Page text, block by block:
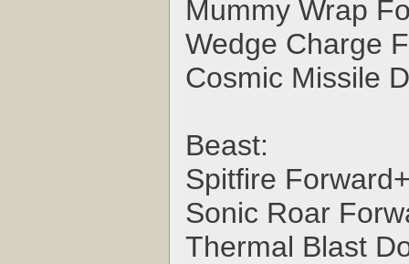
Mummy Wrap
Wedge Charge
Cosmic Missile
Beast:
Spitfire
Sonic Roar
Thermal Blast